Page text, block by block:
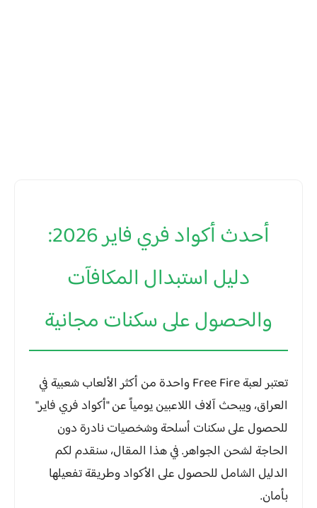
أحدث أكواد فري فاير 2026:
دليل استبدال المكافآت
والحصول على سكنات مجانية
تعتبر لعبةFree Fireواحدة من أكثر الألعاب شعبية في
العراق، ويبحث آلاف اللاعبين يومياً عن "أكواد فري فاير"
للحصول على سكنات أسلحة وشخصيات نادرة دون
الحاجة لشحن الجواهر. في هذا المقال، سنقدم لكم
الدليل الشامل للحصول على الأكواد وطريقة تفعيلها
بأمان.